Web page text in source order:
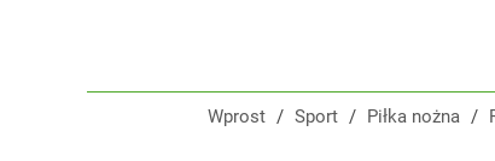
Farmacja: wzrost pod presją. co czeka
Wprost / Sport / Piłka nożna /